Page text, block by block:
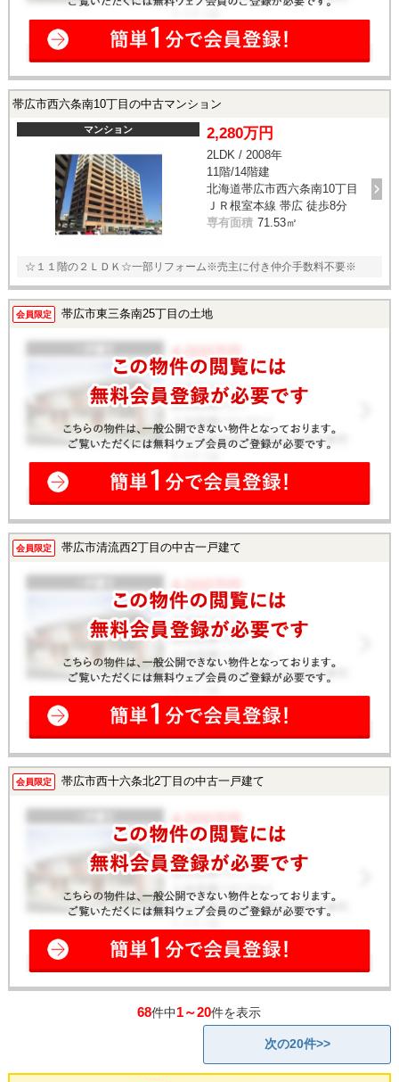
帯広市西六条南10丁目の中古マンション
マンション 2,280万円
2LDK / 2008年
11階/14階建
北海道帯広市西六条南10丁目
ＪＲ根室本線 帯広 徒歩8分
専有面積 71.53㎡
☆１１階の２ＬＤＫ☆一部リフォーム※売主に付き仲介手数料不要※
会員限定 帯広市東三条南25丁目の土地
会員限定 帯広市清流西2丁目の中古一戸建て
会員限定 帯広市西十六条北2丁目の中古一戸建て
68件中1～20件を表示
次の20件>>